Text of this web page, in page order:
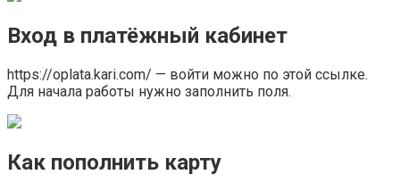
Вход в платёжный кабинет
https://oplata.kari.com/ — войти можно по этой ссылке.
Для начала работы нужно заполнить поля.
Как пополнить карту